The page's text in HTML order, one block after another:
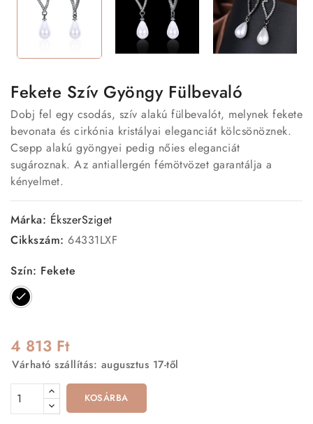
Fekete Szív Gyöngy Fülbevaló
Dobj fel egy csodás, szív alakú fülbevalót, melynek fekete
bevonata és cirkónia kristályai eleganciát kölcsönöznek.
Csepp alakú gyöngyei pedig nőies eleganciát
sugároznak. Az antiallergén fémötvözet garantálja a
kényelmet.
Márka: ÉkszerSziget
Cikkszám: 64331LXF
Szín: Fekete
Fekete
4 813 Ft
Várható szállítás: augusztus 17-től
KOSÁRBA